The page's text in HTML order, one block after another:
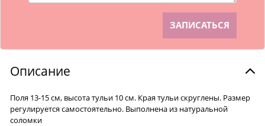
Описание
Поля 13-15 см, высота тульи 10 см. Края тульи скруглены. Размер
регулируется самостоятельно. Выполнена из натуральной
соломки